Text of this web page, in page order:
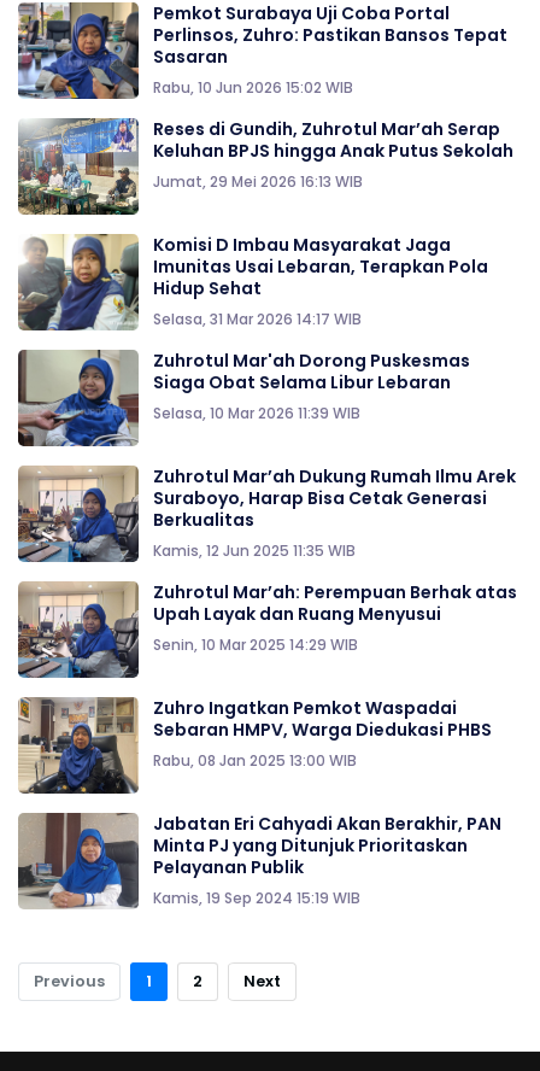
Pemkot Surabaya Uji Coba Portal
Perlinsos, Zuhro: Pastikan Bansos Tepat
Sasaran
Rabu, 10 Jun 2026 15:02 WIB
Reses di Gundih, Zuhrotul Mar’ah Serap
Keluhan BPJS hingga Anak Putus Sekolah
Jumat, 29 Mei 2026 16:13 WIB
Komisi D Imbau Masyarakat Jaga
Imunitas Usai Lebaran, Terapkan Pola
Hidup Sehat
Selasa, 31 Mar 2026 14:17 WIB
Zuhrotul Mar'ah Dorong Puskesmas
Siaga Obat Selama Libur Lebaran
Selasa, 10 Mar 2026 11:39 WIB
Zuhrotul Mar’ah Dukung Rumah Ilmu Arek
Suraboyo, Harap Bisa Cetak Generasi
Berkualitas
Kamis, 12 Jun 2025 11:35 WIB
Zuhrotul Mar’ah: Perempuan Berhak atas
Upah Layak dan Ruang Menyusui
Senin, 10 Mar 2025 14:29 WIB
Zuhro Ingatkan Pemkot Waspadai
Sebaran HMPV, Warga Diedukasi PHBS
Rabu, 08 Jan 2025 13:00 WIB
Jabatan Eri Cahyadi Akan Berakhir, PAN
Minta PJ yang Ditunjuk Prioritaskan
Pelayanan Publik
Kamis, 19 Sep 2024 15:19 WIB
Previous 1 2 Next